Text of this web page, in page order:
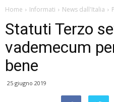
Home Informati News dall'Italia
Statuti Terzo
vademecum
bene
25 giugno 2019